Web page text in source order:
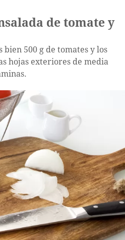
de tomate y
500 g de tomates y los
hojas exteriores de media